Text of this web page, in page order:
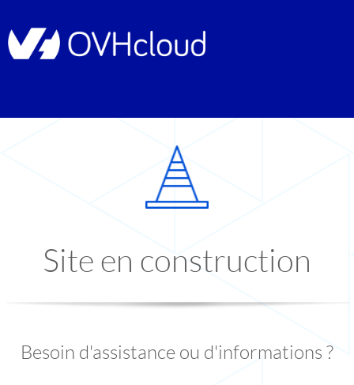
Site en construction
Besoin d'assistance ou d'informations ?